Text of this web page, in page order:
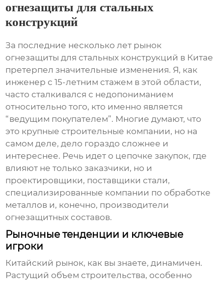
огнезащиты для стальных
конструкций
За последние несколько лет рынок
огнезащиты для стальных конструкций в Китае
претерпел значительные изменения. Я, как
инженер с 15-летним стажем в этой области,
часто сталкивался с недопониманием
относительно того, кто именно является
“ведущим покупателем”. Многие думают, что
это крупные строительные компании, но на
самом деле, дело гораздо сложнее и
интереснее. Речь идет о цепочке закупок, где
влияют не только заказчики, но и
проектировщики, поставщики стали,
специализированные компании по обработке
металлов и, конечно, производители
огнезащитных составов.
Рыночные тенденции и ключевые
игроки
Китайский рынок, как вы знаете, динамичен.
Растущий объем строительства, особенно